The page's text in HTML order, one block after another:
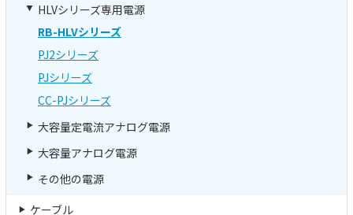
HLVシリーズ専用電源
RB-HLVシリーズ
PJ2シリーズ
PJシリーズ
CC-PJシリーズ
大容量定電流アナログ電源
大容量アナログ電源
その他の電源
ケーブル